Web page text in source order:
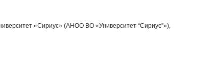
«Сириус» (АНОО ВО «Университет “Сириус”»),